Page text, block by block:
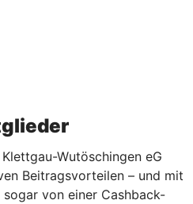
Wutöschingen eG
Beitragsvorteilen – und mit
von einer Cashback-